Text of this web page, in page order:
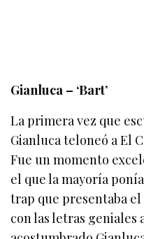
Gianluca – ‘Bart’
La primera vez que
Gianluca teloneó a El
Fue un momento
el que la mayoría
trap que presentaba
con las letras geniales